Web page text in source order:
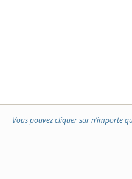
Vous pouvez cliquer sur n’importe